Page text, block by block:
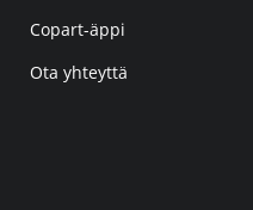
Copart-äppi
Ota yhteyttä